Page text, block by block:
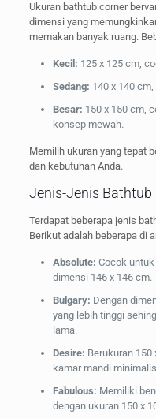
Ukuran bathtub corner
dimensi yang
memakan banyak ruang.
Kecil: 125 x 125 cm,
Sedang: 140 x 140
Besar: 150 x 150 cm,
konsep mewah.
Memilih ukuran yang tepat
dan kebutuhan Anda.
Jenis-Jenis Bathtub
Terdapat beberapa jenis
Berikut adalah beberapa di
Absolute: Cocok
dimensi 146 x 146 cm.
Bulgary: Dengan
yang lebih tinggi
lama.
Desire: Berukuran 150
kamar mandi
Fabulous: Memiliki
dengan ukuran 150 x